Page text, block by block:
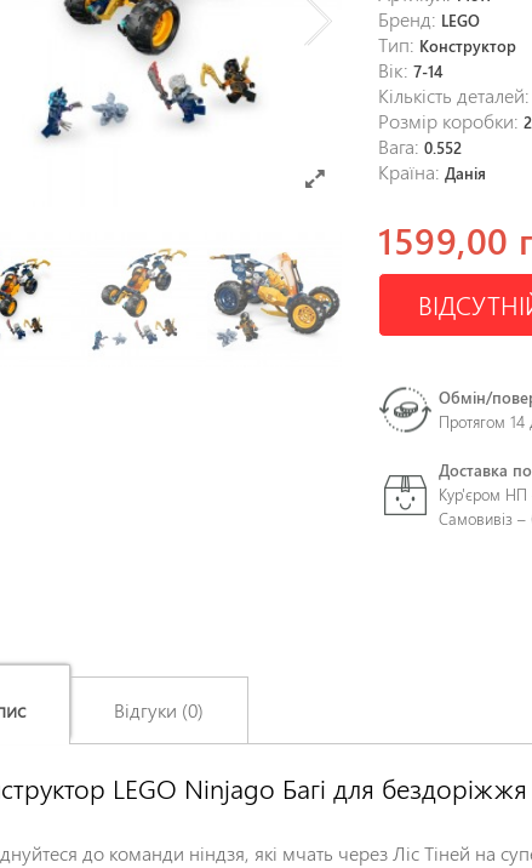
Бренд: LEGO
Тип: Конструктор
Вік:7-14
Кількість
Розмір коробки:
Вага:0.552
Країна:Данія
1599,00
Обмін/
Протягом 14
Доставка
Кур'єром НП
Самовивіз –
Відгуки (0)
LEGO Ninjago Багі для бездоріжжя
до команди ніндзя, які мчать через Ліс Тіней на
Залишіть відгук про цей товар першими